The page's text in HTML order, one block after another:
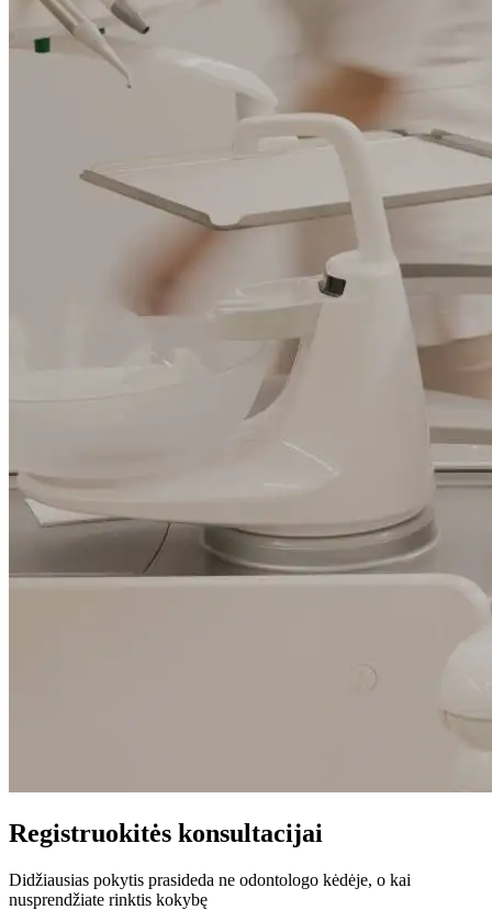
Registruokitės konsultacijai
Didžiausias pokytis prasideda ne odontologo kėdėje, o kai
nusprendžiate rinktis kokybę